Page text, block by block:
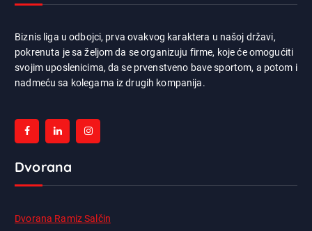
Biznis liga u odbojci, prva ovakvog karaktera u našoj državi,
pokrenuta je sa željom da se organizuju firme, koje će omogućiti
svojim uposlenicima, da se prvenstveno bave sportom, a potom i
nadmeću sa kolegama iz drugih kompanija.
Dvorana
Dvorana Ramiz Salčin